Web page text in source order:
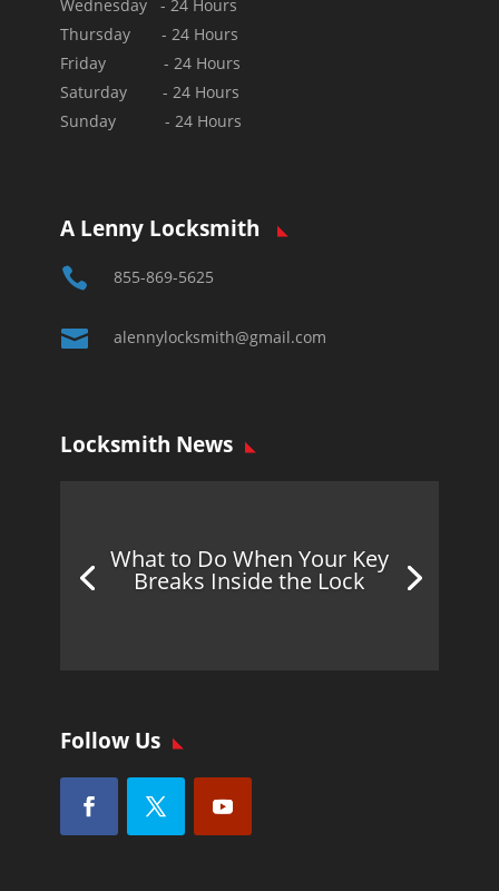
Wednesday - 24 Hours
Thursday - 24 Hours
Friday - 24 Hours
Saturday - 24 Hours
Sunday - 24 Hours
A Lenny Locksmith
 855-869-5625
 alennylocksmith@gmail.com
Locksmith News
What to Do When Your Key
Breaks Inside the Lock
Follow Us